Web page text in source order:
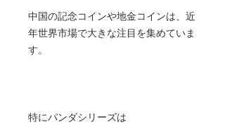
中国の記念コインや地金コインは、近
年世界市場で大きな注目を集めていま
す。
特にパンダシリーズは